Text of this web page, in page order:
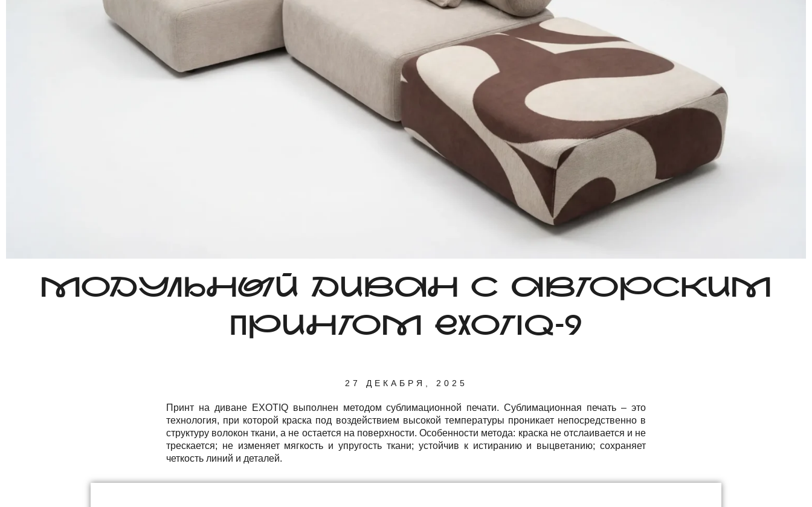
МОДУЛЬНЫЙ ДИВАН С АВТОРСКИМ
ПРИНТОМ EXOTIQ-9
27 ДЕКАБРЯ, 2025
Принт на диване EXOTIQ выполнен методом сублимационной печати. Сублимационная печать – это
технология, при которой краска под воздействием высокой температуры проникает непосредственно в
структуру волокон ткани, а не остается на поверхности. Особенности метода: краска не отслаивается и не
трескается; не изменяет мягкость и упругость ткани; устойчив к истиранию и выцветанию; сохраняет
четкость линий и деталей.